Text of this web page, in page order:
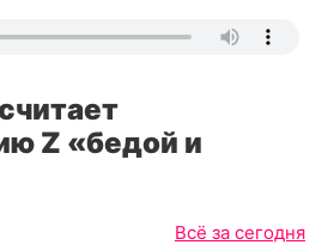
Z «бедой и
Всё за сегодня